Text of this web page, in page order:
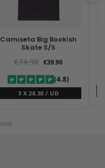
Camiseta Big Bookish
Skate S/S
€74.90 €39.90
(4.8)
3 X 28.30 / UD